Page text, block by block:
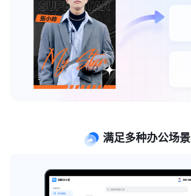
满足多种办公场景